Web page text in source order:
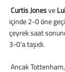
Curtis Jones ve
içinde 2-0 öne
çeyrek saat
3-0’a taşıdı.